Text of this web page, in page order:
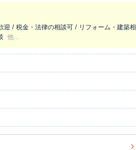
/ 税金・法律の相談可 / リフォーム・建築相
他...